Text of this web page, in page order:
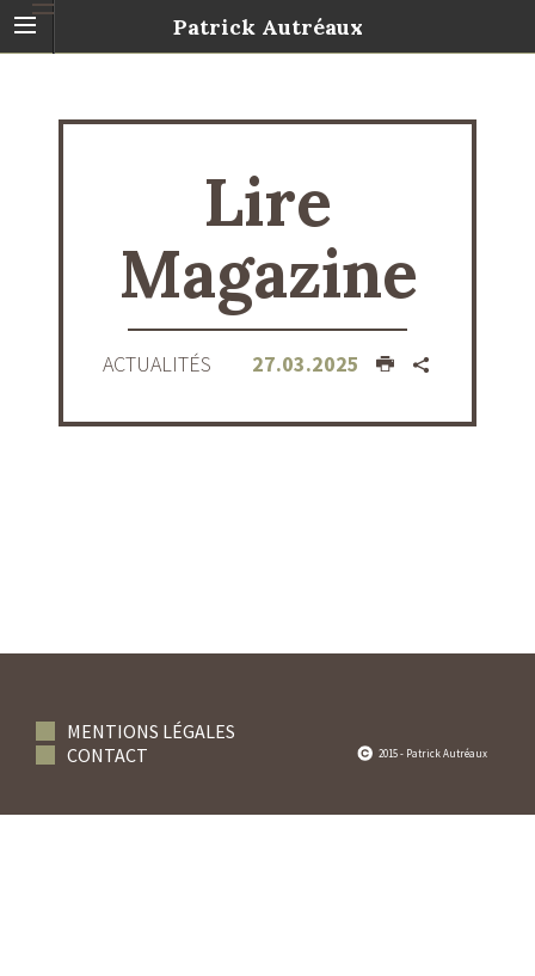
Patrick Autréaux
Lire
Magazine
ACTUALITÉS 27.03.2025
2015 - Patrick Autréaux
MENTIONS LÉGALES
CONTACT